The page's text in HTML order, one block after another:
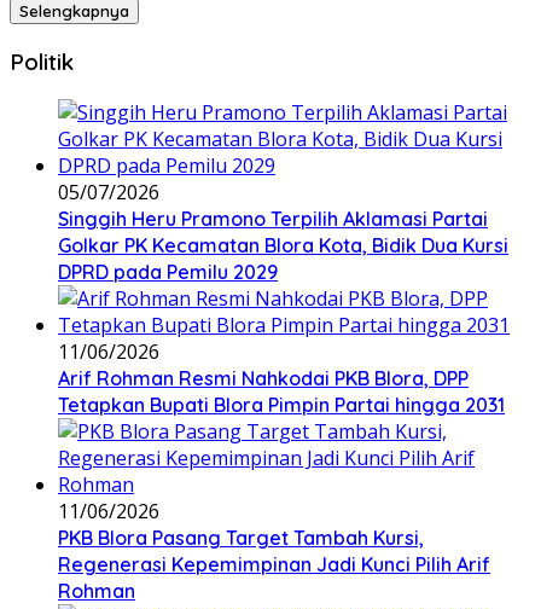
Selengkapnya
Politik
05/07/2026
Singgih Heru Pramono Terpilih Aklamasi Partai
Golkar PK Kecamatan Blora Kota, Bidik Dua Kursi
DPRD pada Pemilu 2029
11/06/2026
Arif Rohman Resmi Nahkodai PKB Blora, DPP
Tetapkan Bupati Blora Pimpin Partai hingga 2031
11/06/2026
PKB Blora Pasang Target Tambah Kursi,
Regenerasi Kepemimpinan Jadi Kunci Pilih Arif
Rohman